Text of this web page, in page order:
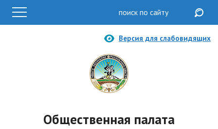
Общественная палата
Версия для слабовидящих